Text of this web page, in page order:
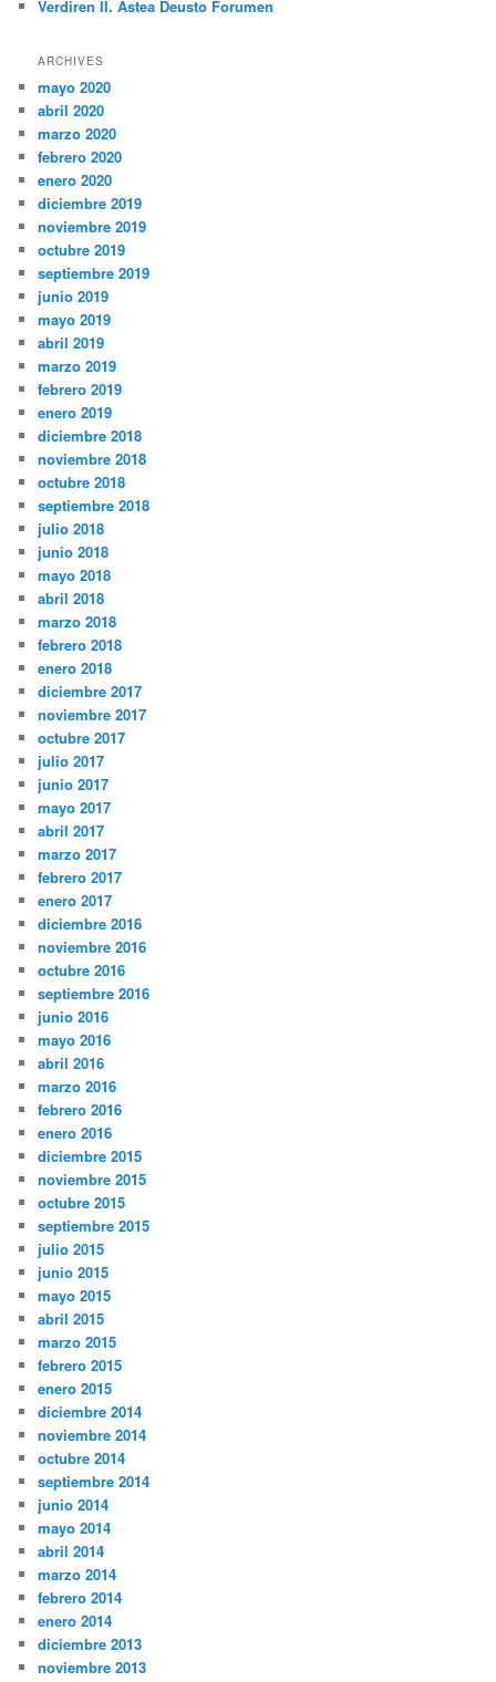
Verdiren II. Astea Deusto Forumen
ARCHIVES
mayo 2020
abril 2020
marzo 2020
febrero 2020
enero 2020
diciembre 2019
noviembre 2019
octubre 2019
septiembre 2019
junio 2019
mayo 2019
abril 2019
marzo 2019
febrero 2019
enero 2019
diciembre 2018
noviembre 2018
octubre 2018
septiembre 2018
julio 2018
junio 2018
mayo 2018
abril 2018
marzo 2018
febrero 2018
enero 2018
diciembre 2017
noviembre 2017
octubre 2017
julio 2017
junio 2017
mayo 2017
abril 2017
marzo 2017
febrero 2017
enero 2017
diciembre 2016
noviembre 2016
octubre 2016
septiembre 2016
junio 2016
mayo 2016
abril 2016
marzo 2016
febrero 2016
enero 2016
diciembre 2015
noviembre 2015
octubre 2015
septiembre 2015
julio 2015
junio 2015
mayo 2015
abril 2015
marzo 2015
febrero 2015
enero 2015
diciembre 2014
noviembre 2014
octubre 2014
septiembre 2014
junio 2014
mayo 2014
abril 2014
marzo 2014
febrero 2014
enero 2014
diciembre 2013
noviembre 2013